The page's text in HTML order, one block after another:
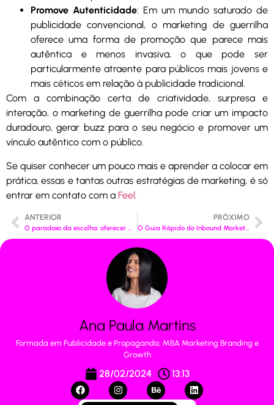
Ana Paula Martins
Formada em Publicidade e Propaganda; MBA Marketing Branding e
Growth
28/02/2024 13:13
Promove Autenticidade: Em um mundo saturado de
publicidade convencional, o marketing de guerrilha
oferece uma forma de promoção que parece mais
autêntica e menos invasiva, o que pode ser
particularmente atraente para públicos mais jovens e
mais céticos em relação à publicidade tradicional.
Com a combinação certa de criatividade, surpresa e
interação, o marketing de guerrilha pode criar um impacto
duradouro, gerar buzz para o seu negócio e promover um
vínculo autêntico com o público.
Se quiser conhecer um pouco mais e aprender a colocar em
prática, essas e tantas outras estratégias de marketing, é só
entrar em contato com a Feel.
ANTERIOR
O paradoxo da escolha: oferecer muitas opções ao seu cliente pode atrapalhar as suas vendas!
PRÓXIMO
O Guia Rápido do Inbound Marketing